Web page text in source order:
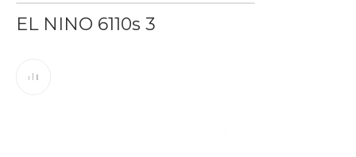
EL NINO 6110s 3